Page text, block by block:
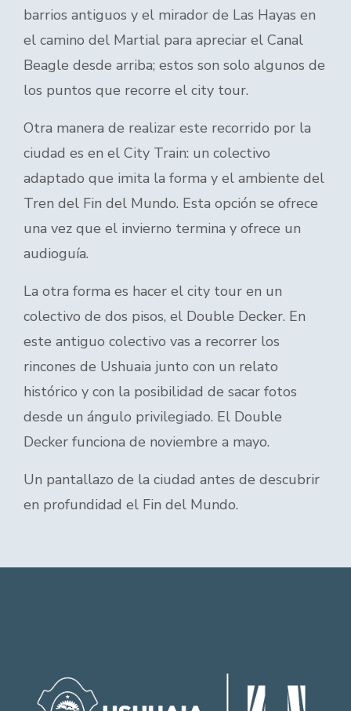
barrios antiguos y el mirador de Las Hayas en
el camino del Martial para apreciar el Canal
Beagle desde arriba; estos son solo algunos de
los puntos que recorre el city tour.
Otra manera de realizar este recorrido por la
ciudad es en el City Train: un colectivo
adaptado que imita la forma y el ambiente del
Tren del Fin del Mundo. Esta opción se ofrece
una vez que el invierno termina y ofrece un
audioguía.
La otra forma es hacer el city tour en un
colectivo de dos pisos, el Double Decker. En
este antiguo colectivo vas a recorrer los
rincones de Ushuaia junto con un relato
histórico y con la posibilidad de sacar fotos
desde un ángulo privilegiado. El Double
Decker funciona de noviembre a mayo.
Un pantallazo de la ciudad antes de descubrir
en profundidad el Fin del Mundo.